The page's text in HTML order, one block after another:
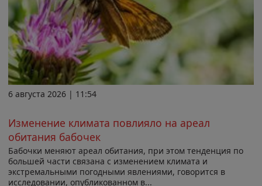
6 августа 2026 | 11:54
Изменение климата повлияло на ареал
обитания бабочек
Бабочки меняют ареал обитания, при этом тенденция по
большей части связана с изменением климата и
экстремальными погодными явлениями, говорится в
исследовании, опубликованном в...